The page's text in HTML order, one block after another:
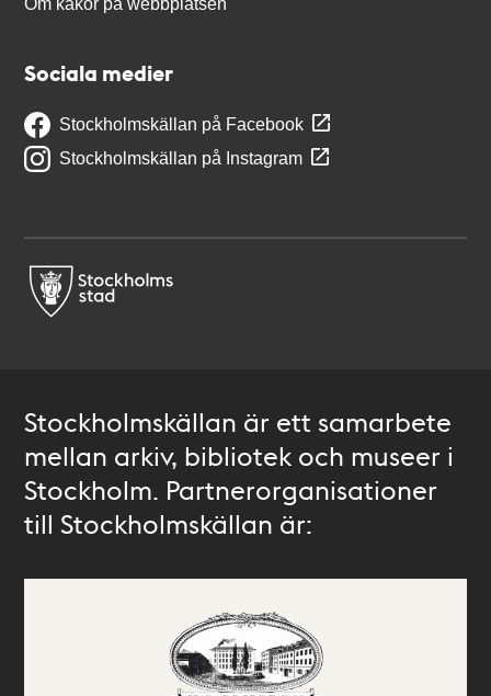
Om kakor på webbplatsen
Sociala medier
Stockholmskällan på Facebook
Stockholmskällan på Instagram
Stockholmskällan är ett samarbete
mellan arkiv, bibliotek och museer i
Stockholm. Partnerorganisationer
till Stockholmskällan är: